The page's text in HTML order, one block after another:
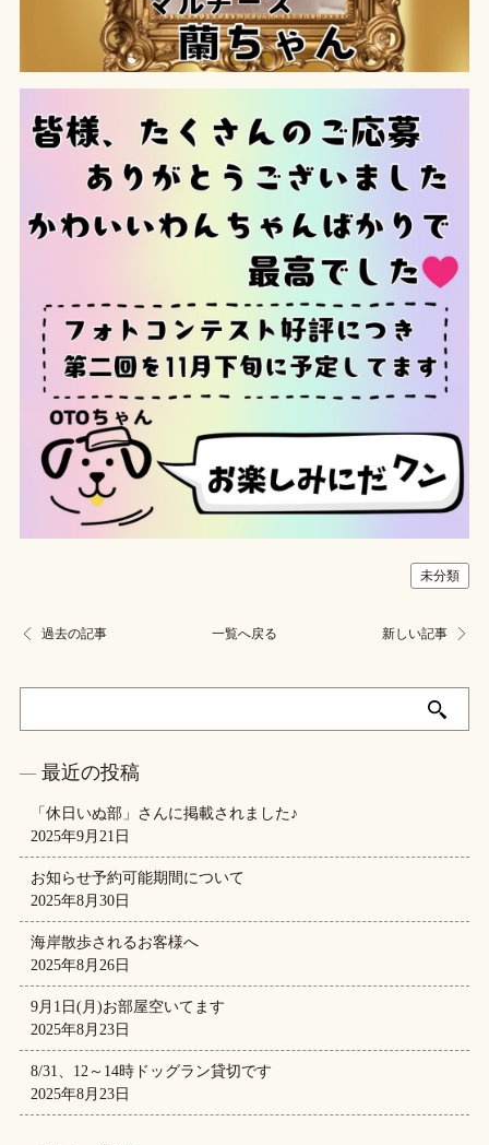
未分類
過去の記事 一覧へ戻る 新しい記事
最近の投稿
「休日いぬ部」さんに掲載されました♪
2025年9月21日
お知らせ予約可能期間について
2025年8月30日
海岸散歩されるお客様へ
2025年8月26日
9月1日(月)お部屋空いてます
2025年8月23日
8/31、12～14時ドッグラン貸切です
2025年8月23日